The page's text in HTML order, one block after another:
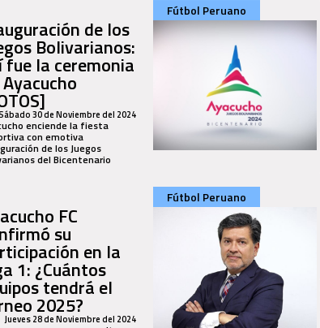
de los
Bolivarianos:
fue la ceremonia
30 de Noviembre del 2024
enciende la fiesta
con emotiva
de los Juegos
del Bicentenario
Fútbol Peruano
FC
su
en la
1: ¿Cuántos
tendrá el
2025?
Jueves 28 de Noviembre del 2024
Fútbol Peruano